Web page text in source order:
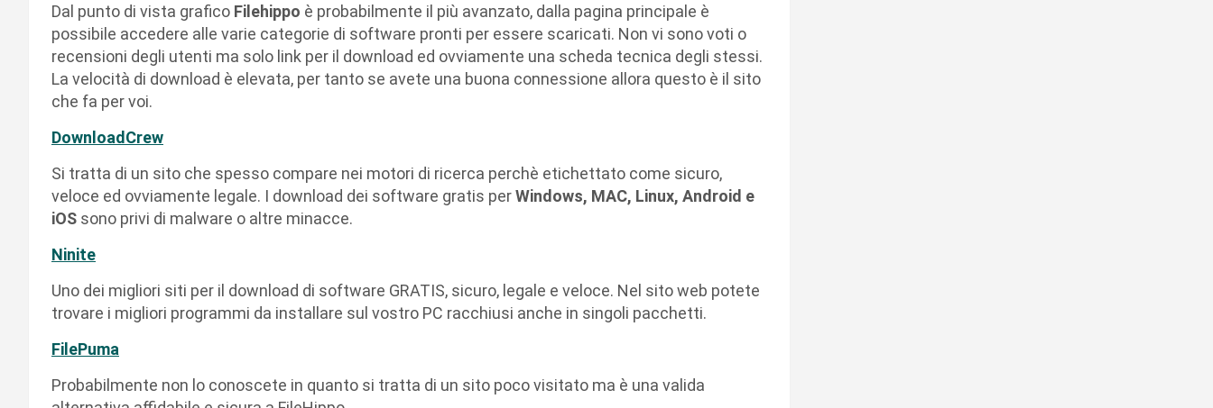
Dal punto di vista grafico Filehippo è probabilmente il più avanzato, dalla pagina principale è
possibile accedere alle varie categorie di software pronti per essere scaricati. Non vi sono voti o
recensioni degli utenti ma solo link per il download ed ovviamente una scheda tecnica degli stessi.
La velocità di download è elevata, per tanto se avete una buona connessione allora questo è il sito
che fa per voi.
DownloadCrew
Si tratta di un sito che spesso compare nei motori di ricerca perchè etichettato come sicuro,
veloce ed ovviamente legale. I download dei software gratis perWindows, MAC, Linux, Android e
iOS sono privi di malware o altre minacce.
Ninite
Uno dei migliori siti per il download di software GRATIS, sicuro, legale e veloce. Nel sito web potete
trovare i migliori programmi da installare sul vostro PC racchiusi anche in singoli pacchetti.
FilePuma
Probabilmente non lo conoscete in quanto si tratta di un sito poco visitato ma è una valida